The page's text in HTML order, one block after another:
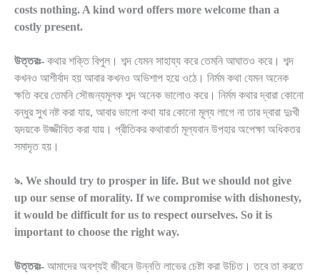
costs nothing. A kind word offers more welcome than a
costly present.
উত্তরঃ- কথার শক্তি বিপুল। শব্দ যেমন সাহায্য করে তেমনি আঘাতও করে। শব্দ
কখনও আশীর্বাদ হয় আবার কখনও অভিশাপ হয়ে ওঠে। নির্মম কথা যেমন অনেক
ক্ষতি করে তেমনি সৌজন্যমূলক শব্দ অনেক ভালোও করে। নির্মম কথার দ্বারা কোনো
বন্ধুর সুখ নষ্ট করা যায়, আবার ভালো কথা যার কোনো মূল্য লাগে না তার দ্বারা দুঃখী
হৃদয়কে উজ্জীবিত করা যায়। প্রীতিকর কথাবার্তা মূল্যবান উপহার অপেক্ষা অধিকতর
সমাদৃত হয়।
৯. We should try to prosper in life. But we should not give
up our sense of morality. If we compromise with dishonesty,
it would be difficult for us to respect ourselves. So it is
important to choose the right way.
উত্তরঃ- আমাদের অবশ্যই জীবনে উন্নতি লাভের চেষ্টা করা উচিত। তবে তা করতে